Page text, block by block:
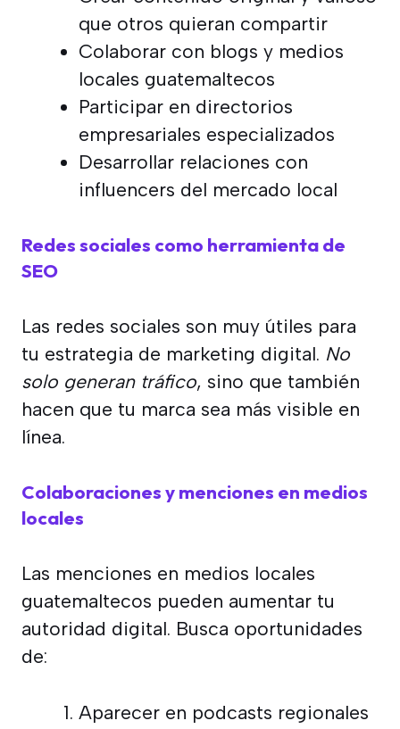
que otros quieran compartir
Colaborar con blogs y medios
locales guatemaltecos
Participar en directorios
empresariales especializados
Desarrollar relaciones con
influencers del mercado local
Redes sociales como herramienta de
SEO
Las redes sociales son muy útiles para
tu estrategia de marketing digital. No
solo generan tráfico, sino que también
hacen que tu marca sea más visible en
línea.
Colaboraciones y menciones en medios
locales
Las menciones en medios locales
guatemaltecos pueden aumentar tu
autoridad digital. Busca oportunidades
de:
Aparecer en podcasts regionales